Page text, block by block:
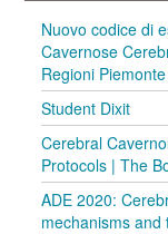
Nuovo codice di
Cavernose
Regioni
Student Dixit
Cerebral
Protocols | The
ADE 2020:
mechanisms